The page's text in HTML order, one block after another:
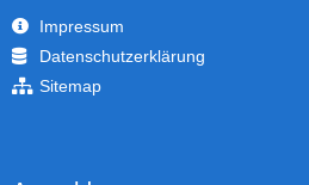
Impressum
Datenschutzerklärung
Sitemap